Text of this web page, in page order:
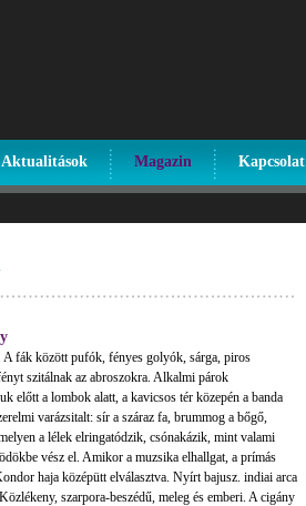
Aktualitások Magazin Kapcsolat
fák között pufók, fényes golyók, sárga, piros
szitálnak az abroszokra. Alkalmi párok
előtt a lombok alatt, a kavicsos tér közepén a banda
varázsitalt: sír a száraz fa, brummog a bőgő,
a lélek elringatódzik, csónakázik, mint valami
vész el. Amikor a muzsika elhallgat, a prímás
haja középütt elválasztva. Nyírt bajusz. indiai arca
szarpora-beszédű, meleg és emberi. A cigány